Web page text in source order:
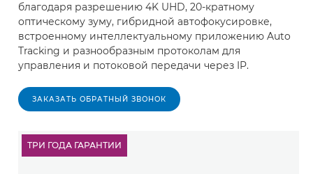
благодаря разрешению 4K UHD, 20-кратному
оптическому зуму, гибридной автофокусировке,
встроенному интеллектуальному приложению Auto
Tracking и разнообразным протоколам для
управления и потоковой передачи через IP.
ЗАКАЗАТЬ ОБРАТНЫЙ ЗВОНОК
ТРИ ГОДА ГАРАНТИИ